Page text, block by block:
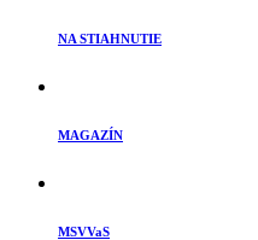
NA STIAHNUTIE
MAGAZÍN
MSVVaS